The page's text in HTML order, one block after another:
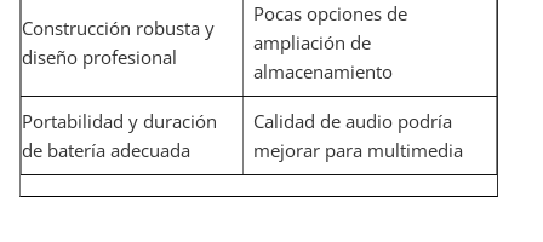
Construcción robusta y
diseño profesional
Pocas opciones de
ampliación de
almacenamiento
Portabilidad y duración
de batería adecuada
Calidad de audio podría
mejorar para multimedia